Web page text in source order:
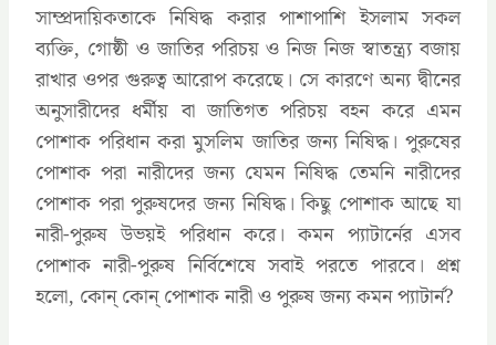
সাম্প্রদায়িকতাকে নিষিদ্ধ করার পাশাপাশি ইসলাম সকল
ব্যক্তি, গোষ্ঠী ও জাতির পরিচয় ও নিজ নিজ স্বাতন্ত্র্য বজায়
রাখার ওপর গুরুত্ব আরোপ করেছে। সে কারণে অন্য দ্বীনের
অনুসারীদের ধর্মীয় বা জাতিগত পরিচয় বহন করে এমন
পোশাক পরিধান করা মুসলিম জাতির জন্য নিষিদ্ধ। পুরুষের
পোশাক পরা নারীদের জন্য যেমন নিষিদ্ধ তেমনি নারীদের
পোশাক পরা পুরুষদের জন্য নিষিদ্ধ। কিছু পোশাক আছে যা
নারী-পুরুষ উভয়ই পরিধান করে। কমন প্যাটার্নের এসব
পোশাক নারী-পুরুষ নির্বিশেষে সবাই পরতে পারবে। প্রশ্ন
হলো, কোন্ কোন্ পোশাক নারী ও পুরুষ জন্য কমন প্যাটার্ন?